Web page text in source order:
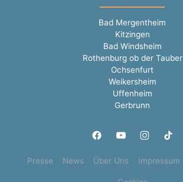
Bad Mergentheim
Kitzingen
Bad Windsheim
Rothenburg ob der Tauber
Ochsenfurt
Weikersheim
Uffenheim
Gerbrunn
Presse News Über Uns Impressum